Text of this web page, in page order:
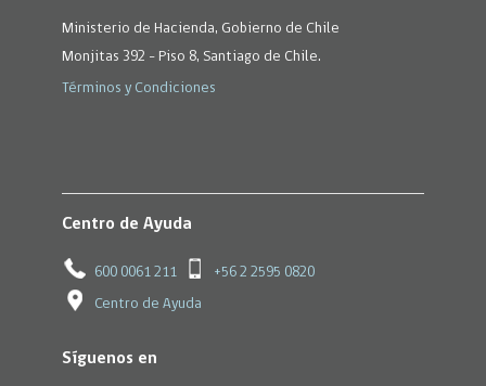
Ministerio de Hacienda, Gobierno de Chile
Monjitas 392 - Piso 8, Santiago de Chile.
Términos y Condiciones
Centro de Ayuda
600 0061 211 +56 2 2595 0820
Centro de Ayuda
Síguenos en